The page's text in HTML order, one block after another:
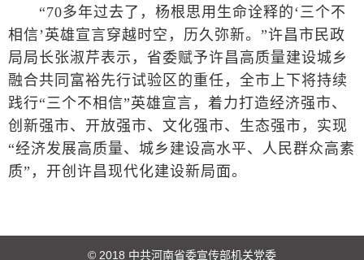
“70多年过去了，杨根思用生命诠释的‘三个不
相信’英雄宣言穿越时空，历久弥新。”许昌市民政
局局长张淑芹表示，省委赋予许昌高质量建设城乡
融合共同富裕先行试验区的重任，全市上下将持续
践行“三个不相信”英雄宣言，着力打造经济强市、
创新强市、开放强市、文化强市、生态强市，实现
“经济发展高质量、城乡建设高水平、人民群众高素
质”，开创许昌现代化建设新局面。
© 2018 中共河南省委宣传部机关党委